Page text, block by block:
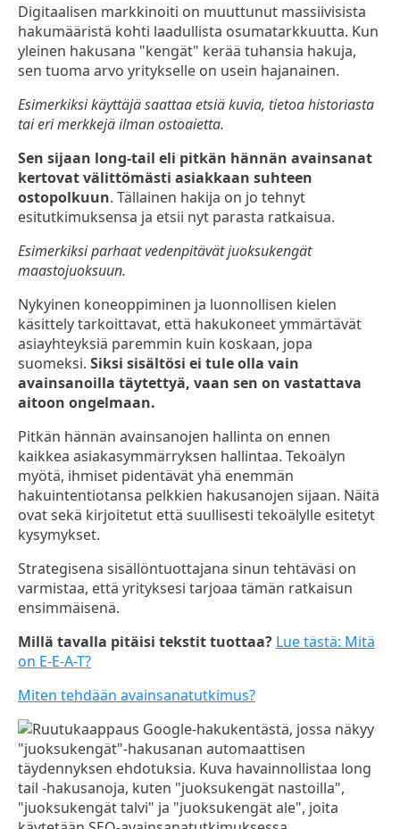
Digitaalisen markkinoiti on muuttunut massiivisista
hakumääristä kohti laadullista osumatarkkuutta. Kun
yleinen hakusana "kengät" kerää tuhansia hakuja,
sen tuoma arvo yritykselle on usein hajanainen.
Esimerkiksi käyttäjä saattaa etsiä kuvia, tietoa historiasta
tai eri merkkejä ilman ostoaietta.
Sen sijaan long-tail eli pitkän hännän avainsanat
kertovat välittömästi asiakkaan suhteen
ostopolkuun. Tällainen hakija on jo tehnyt
esitutkimuksensa ja etsii nyt parasta ratkaisua.
Esimerkiksi parhaat vedenpitävät juoksukengät
maastojuoksuun.
Nykyinen koneoppiminen ja luonnollisen kielen
käsittely tarkoittavat, että hakukoneet ymmärtävät
asiayhteyksiä paremmin kuin koskaan, jopa
suomeksi. Siksi sisältösi ei tule olla vain
avainsanoilla täytettyä, vaan sen on vastattava
aitoon ongelmaan.
Pitkän hännän avainsanojen hallinta on ennen
kaikkea asiakasymmärryksen hallintaa. Tekoälyn
myötä, ihmiset pidentävät yhä enemmän
hakuintentiotansa pelkkien hakusanojen sijaan. Näitä
ovat sekä kirjoitetut että suullisesti tekoälylle esitetyt
kysymykset.
Strategisena sisällöntuottajana sinun tehtäväsi on
varmistaa, että yrityksesi tarjoaa tämän ratkaisun
ensimmäisenä.
Millä tavalla pitäisi tekstit tuottaa? Lue tästä: Mitä
on E-E-A-T?
Miten tehdään avainsanatutkimus?